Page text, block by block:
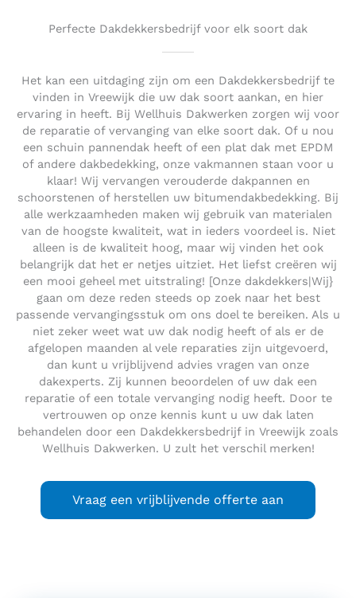
Perfecte Dakdekkersbedrijf voor elk soort dak
Het kan een uitdaging zijn om een Dakdekkersbedrijf te
vinden in Vreewijk die uw dak soort aankan, en hier
ervaring in heeft. Bij Wellhuis Dakwerken zorgen wij voor
de reparatie of vervanging van elke soort dak. Of u nou
een schuin pannendak heeft of een plat dak met EPDM
of andere dakbedekking, onze vakmannen staan voor u
klaar! Wij vervangen verouderde dakpannen en
schoorstenen of herstellen uw bitumendakbedekking. Bij
alle werkzaamheden maken wij gebruik van materialen
van de hoogste kwaliteit, wat in ieders voordeel is. Niet
alleen is de kwaliteit hoog, maar wij vinden het ook
belangrijk dat het er netjes uitziet. Het liefst creëren wij
een mooi geheel met uitstraling! [Onze dakdekkers|Wij}
gaan om deze reden steeds op zoek naar het best
passende vervangingsstuk om ons doel te bereiken. Als u
niet zeker weet wat uw dak nodig heeft of als er de
afgelopen maanden al vele reparaties zijn uitgevoerd,
dan kunt u vrijblijvend advies vragen van onze
dakexperts. Zij kunnen beoordelen of uw dak een
reparatie of een totale vervanging nodig heeft. Door te
vertrouwen op onze kennis kunt u uw dak laten
behandelen door een Dakdekkersbedrijf in Vreewijk zoals
Wellhuis Dakwerken. U zult het verschil merken!
Vraag een vrijblijvende offerte aan